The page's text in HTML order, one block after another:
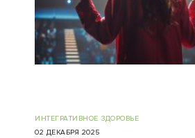
ИНТЕГРАТИВНОЕ ЗДОРОВЬЕ
02 ДЕКАБРЯ 2025